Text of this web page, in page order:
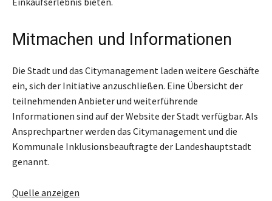
Mitmachen und Informationen
Die Stadt und das Citymanagement laden weitere Geschäfte
ein, sich der Initiative anzuschließen. Eine Übersicht der
teilnehmenden Anbieter und weiterführende
Informationen sind auf der Website der Stadt verfügbar. Als
Ansprechpartner werden das Citymanagement und die
Kommunale Inklusionsbeauftragte der Landeshauptstadt
genannt.
Quelle anzeigen